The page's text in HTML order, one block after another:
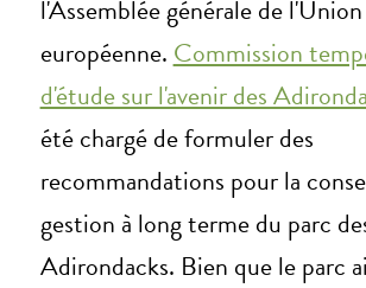
l'Assemblée générale de l'Union
européenne. Commission
d'étude sur l'avenir des
été chargé de formuler des
recommandations pour la
gestion à long terme du parc
Adirondacks. Bien que le parc